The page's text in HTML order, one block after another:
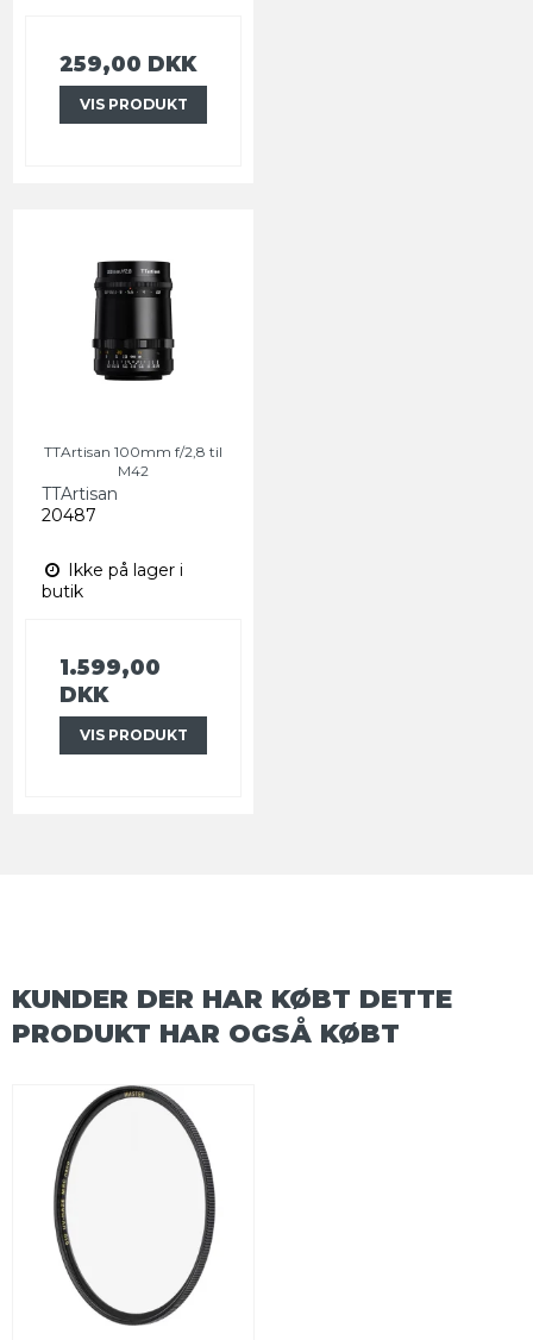
259,00 DKK
VIS PRODUKT
TTArtisan 100mm f/2,8 til
M42
TTArtisan
20487
Ikke på lager i
butik
1.599,00
DKK
VIS PRODUKT
KUNDER DER HAR KØBT DETTE
PRODUKT HAR OGSÅ KØBT